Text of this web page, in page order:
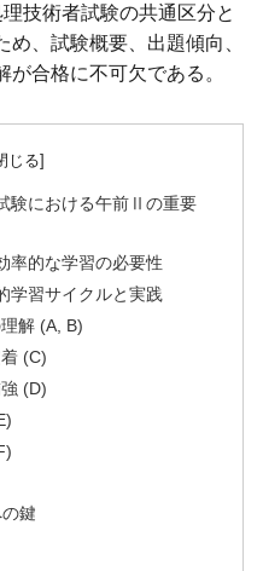
技術者試験の共通区分と
、試験概要、出題傾向、
合格に不可欠である。
験における午前Ⅱの重要
率的な学習の必要性
学習サイクルと実践
解 (A, B)
(C)
(D)
鍵